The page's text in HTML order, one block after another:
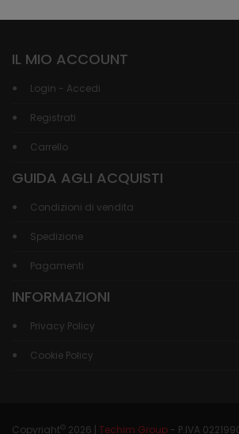
IL MIO ACCOUNT
Login - Accedi
Registrati
Carrello
GUIDA AGLI ACQUISTI
Condizioni di vendita
Spedizione
Pagamenti
INFORMAZIONI
Privacy Policy
Cookie Policy
Copyright© 2026 | Techim Group - P.IVA